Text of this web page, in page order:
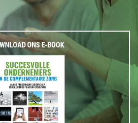
ONS E-BOOK